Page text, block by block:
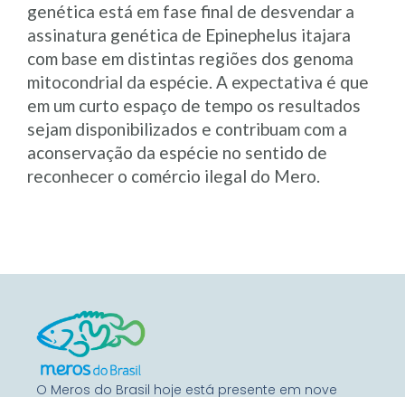
genética está em fase final de desvendar a
assinatura genética de Epinephelus itajara
com base em distintas regiões dos genoma
mitocondrial da espécie. A expectativa é que
em um curto espaço de tempo os resultados
sejam disponibilizados e contribuam com a
aconservação da espécie no sentido de
reconhecer o comércio ilegal do Mero.
O Meros do Brasil hoje está presente em nove